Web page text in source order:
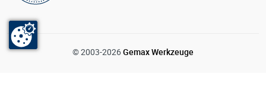
© 2003-2026Gemax Werkzeuge